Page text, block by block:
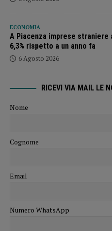
ECONOMIA
A Piacenza imprese straniere
6,3% rispetto a un anno fa
6 Agosto 2026
RICEVI VIA MAIL LE
Nome
Cognome
Email
Numero WhatsApp